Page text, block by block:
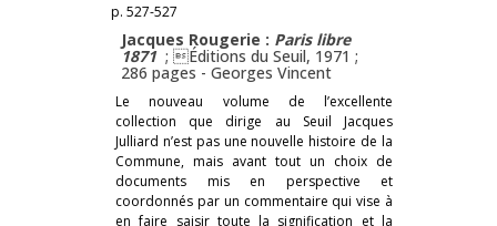
p. 527-527
Jacques Rougerie : Paris libre
1871 ; Éditions du Seuil, 1971 ;
286 pages - Georges Vincent
Le nouveau volume de l’excellente
collection que dirige au Seuil Jacques
Julliard n’est pas une nouvelle histoire de la
Commune, mais avant tout un choix de
documents mis en perspective et
coordonnés par un commentaire qui vise à
en faire saisir toute la signification et la